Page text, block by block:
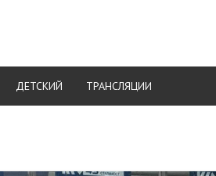
ДЕТСКИЙ ТРАНСЛЯЦИИ